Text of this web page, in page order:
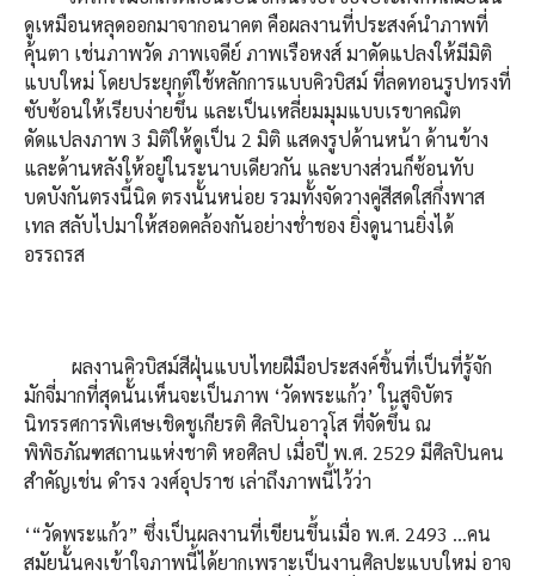
ดูเหมือนหลุดออกมาจากอนาคต คือผลงานที่ประสงค์นำภาพที่
คุ้นตา เช่นภาพวัด ภาพเจดีย์ ภาพเรือหงส์ มาดัดแปลงให้มีมิติ
แบบใหม่ โดยประยุกต์ใช้หลักการแบบคิวบิสม์ ที่ลดทอนรูปทรงที่
ซับซ้อนให้เรียบง่ายขึ้น และเป็นเหลี่ยมมุมแบบเรขาคณิต
ดัดแปลงภาพ 3 มิติให้ดูเป็น 2 มิติ แสดงรูปด้านหน้า ด้านข้าง
และด้านหลังให้อยู่ในระนาบเดียวกัน และบางส่วนก็ซ้อนทับ
บดบังกันตรงนี้นิด ตรงนั้นหน่อย รวมทั้งจัดวางคู่สีสดใสกึ่งพาส
เทล สลับไปมาให้สอดคล้องกันอย่างช่ำชอง ยิ่งดูนานยิ่งได้
อรรถรส
ผลงานคิวบิสม์สีฝุ่นแบบไทยฝีมือประสงค์ชิ้นที่เป็นที่รู้จัก
มักจี่มากที่สุดนั้นเห็นจะเป็นภาพ ‘วัดพระแก้ว’ ในสูจิบัตร
นิทรรศการพิเศษเชิดชูเกียรติ ศิลปินอาวุโส ที่จัดขึ้น ณ
พิพิธภัณฑสถานแห่งชาติ หอศิลป เมื่อปี พ.ศ. 2529 มีศิลปินคน
สำคัญเช่น ดำรง วงศ์อุปราช เล่าถึงภาพนี้ไว้ว่า
‘“วัดพระแก้ว” ซึ่งเป็นผลงานที่เขียนขึ้นเมื่อ พ.ศ. 2493 …คน
สมัยนั้นคงเข้าใจภาพนี้ได้ยากเพราะเป็นงานศิลปะแบบใหม่ อาจ